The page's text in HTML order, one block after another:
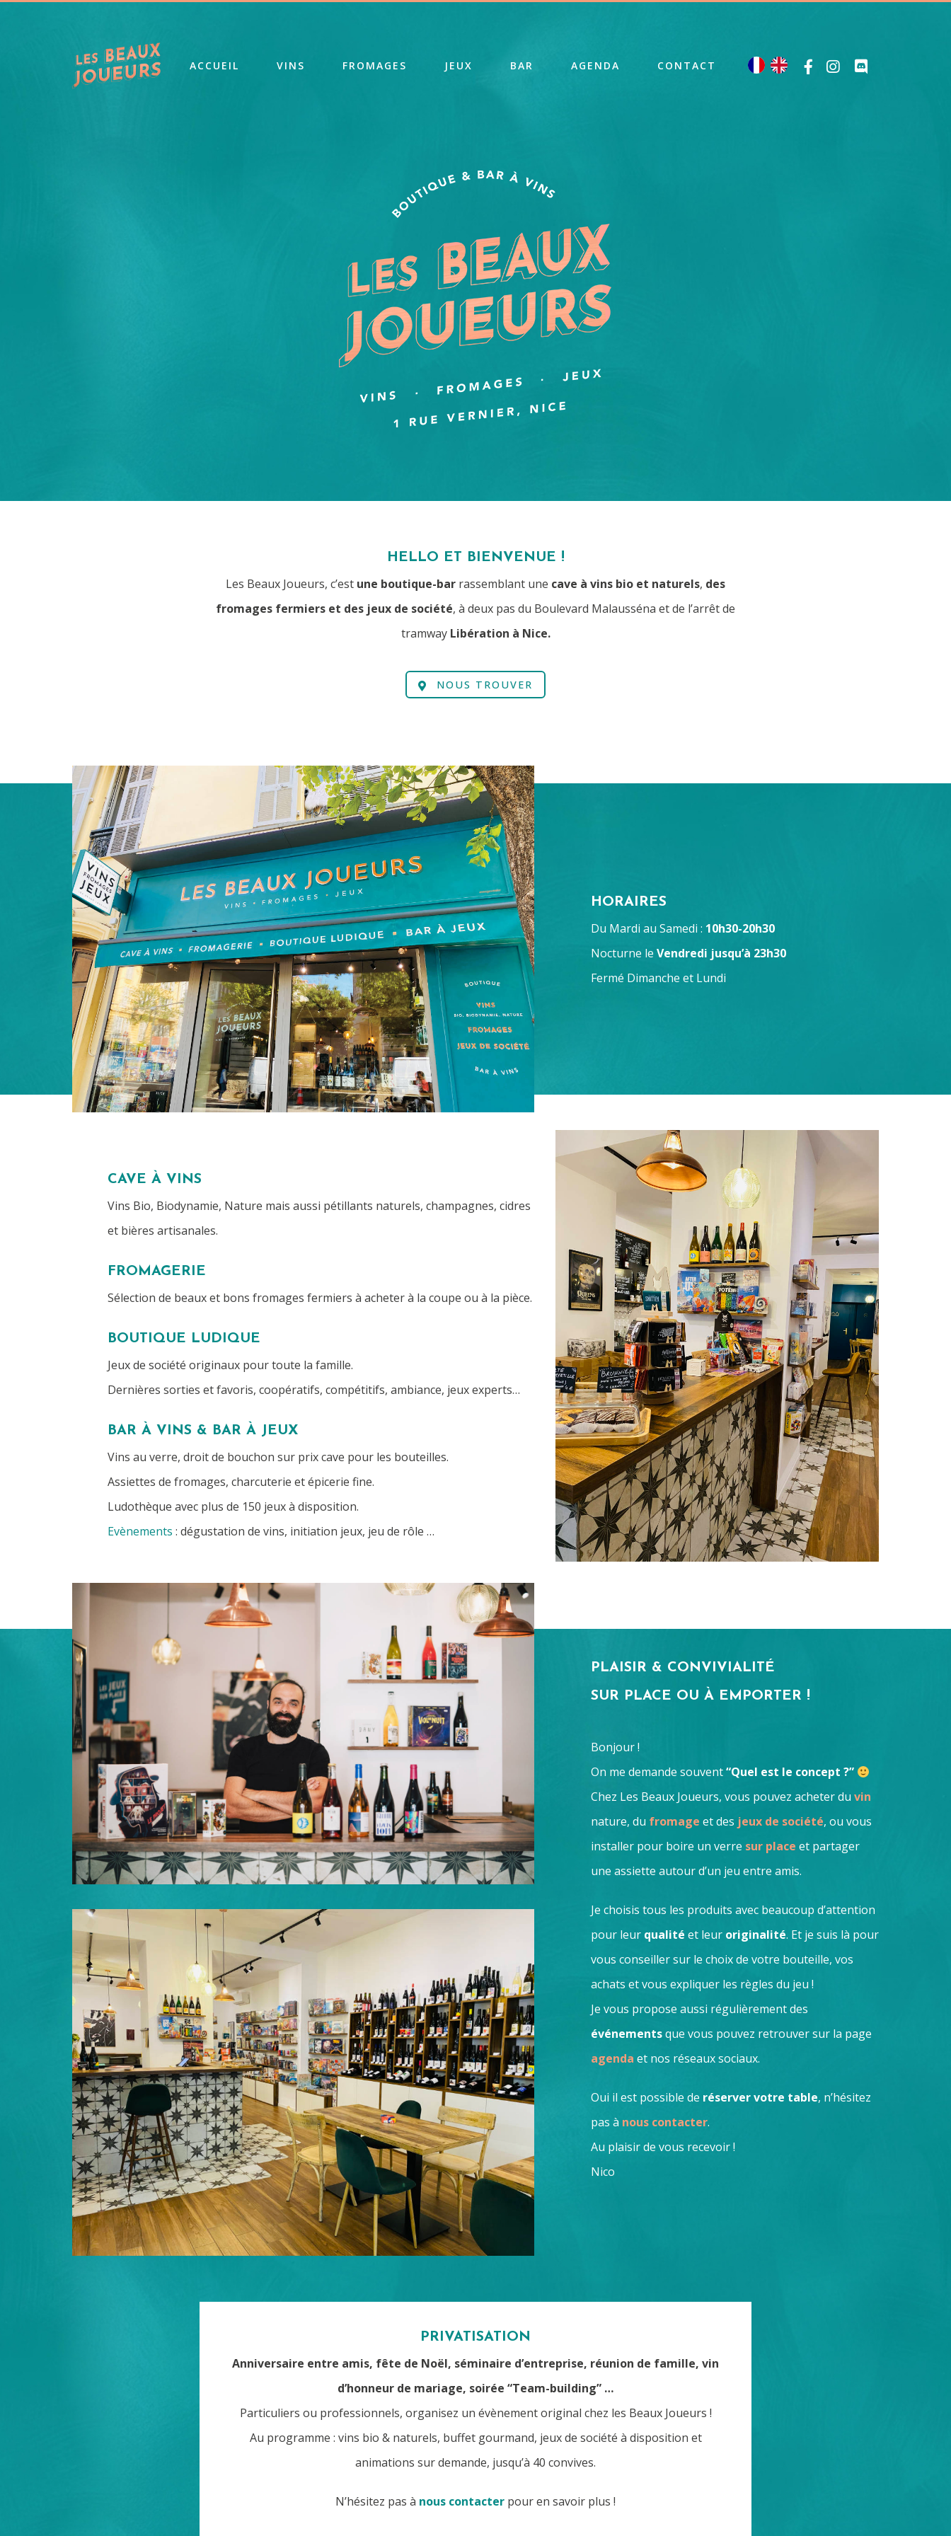
ACCUEIL VINS FROMAGES JEUX BAR AGENDA CONTACT
HELLO ET BIENVENUE !
Les Beaux Joueurs, c’est une boutique-bar rassemblant une cave à vins bio et naturels, des
fromages fermiers et des jeux de société, à deux pas du Boulevard Malausséna et de l’arrêt de
tramway Libération à Nice.
NOUS TROUVER
HORAIRES
Du Mardi au Samedi : 10h30-20h30
Nocturne le Vendredi jusqu’à 23h30
Fermé Dimanche et Lundi
CAVE À VINS
Vins Bio, Biodynamie, Nature mais aussi pétillants naturels, champagnes, cidres
et bières artisanales.
FROMAGERIE
Sélection de beaux et bons fromages fermiers à acheter à la coupe ou à la pièce.
BOUTIQUE LUDIQUE
Jeux de société originaux pour toute la famille.
Dernières sorties et favoris, coopératifs, compétitifs, ambiance, jeux experts…
BAR À VINS & BAR À JEUX
Vins au verre, droit de bouchon sur prix cave pour les bouteilles.
Assiettes de fromages, charcuterie et épicerie fine.
Ludothèque avec plus de 150 jeux à disposition.
Evènements : dégustation de vins, initiation jeux, jeu de rôle …
PLAISIR & CONVIVIALITÉ
SUR PLACE OU À EMPORTER !
Bonjour !
On me demande souvent“Quel est le concept ?”
Chez Les Beaux Joueurs, vous pouvez acheter du vin
nature, du fromage et des jeux de société, ou vous
installer pour boire un verre sur place et partager
une assiette autour d’un jeu entre amis.
Je choisis tous les produits avec beaucoup d’attention
pour leur qualité et leur originalité. Et je suis là pour
vous conseiller sur le choix de votre bouteille, vos
achats et vous expliquer les règles du jeu !
Je vous propose aussi régulièrement des
événementsque vous pouvez retrouver sur la page
agenda et nos réseaux sociaux.
Oui il est possible de réserver votre table, n’hésitez
pas à nous contacter.
Au plaisir de vous recevoir !
Nico
PRIVATISATION
Anniversaire entre amis, fête de Noël, séminaire d’entreprise, réunion de famille, vin
d’honneur de mariage, soirée “Team-building” …
Particuliers ou professionnels, organisez un évènement original chez les Beaux Joueurs !
Au programme : vins bio & naturels, buffet gourmand, jeux de société à disposition et
animations sur demande, jusqu’à 40 convives.
N’hésitez pas à nous contacter pour en savoir plus !